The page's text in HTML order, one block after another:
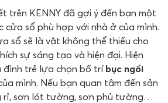
trên KENNY đã gợi ý đến bạn một
cửa sổ phù hợp với nhà ở của mình.
sổ sẽ là vật không thể thiếu cho
sự sáng tạo và hiện đại. Hiện
đình trẻ lựa chọn bố tríbục ngồi
mình. Nếu bạn quan tâm đến sản
rỉ, sơn lót tường, sơn phủ tường…